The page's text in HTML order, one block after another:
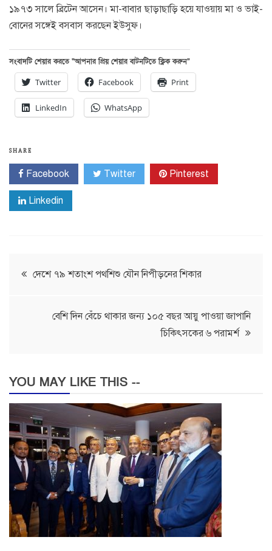
১৯৭৩ সালে ব্রিটেন আসেন। মা-বাবার ছাড়াছাড়ি হয়ে যাওয়ায় মা ও ভাই-
বোনের সঙ্গেই বসবাস করছেন ইউসুফ।
সংবাদটি শেয়ার করতে “আপনার প্রিয় শেয়ার বাটনটিতে ক্লিক করুন”
Twitter Facebook Print
LinkedIn WhatsApp
SHARE
Facebook Twitter Pinterest
Linkedin
Post
দেশে ৭৯ শতাংশ পথশিশু যৌন নিপীড়নের শিকার
বেশি দিন বেঁচে থাকার জন্য ১০৫ বছর আয়ু পাওয়া জাপানি
চিকিৎসকের ৬ পরামর্শ
YOU MAY LIKE THIS --